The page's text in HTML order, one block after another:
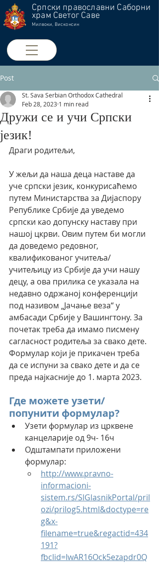
Српски православни Саборни
храм Светог Саве
Милвоки, Висконсин
Post
Дружи се и учи Српски
језик!
St. Sava Serbian Orthodox Cathedral
Feb 28, 2023 1 min read
Драги родитељи,
У жељи да наша деца наставе да
уче српски језик, конкурисаћемо
путем Министарства за Дијаспору
Републике Србије да уведемо
српски као допунску наставу при
нашој цкрви. Овим путем би могли
да доведемо редовног,
квалификованог учитеља/
учитељицу из Србије да учи нашу
децу, а ова прилика се указала на
недавно одржаној конференцији
под називом „Јачање веза“ у
амбасади Србије у Вашингтону. За
почетак треба да имамо писмену
сагласност родитеља за свако дете.
Формулар који је прикачен треба
да се испуни за свако дете и да се
преда најкасније до 1. марта 2023.
Где можете узети/
попунити формулар?
Узети формулар из црквене
канцеларије од 9ч- 16ч
Одштампати приложени
формулар:
http://www.pravno-
informacioni-
sistem.rs/SlGlasnikPortal/pril
ozi/prilog5.html&doctype=re
g&x-
filename=true&regactid=434
191?
fbclid=IwAR16Ock5ezapdr0Q